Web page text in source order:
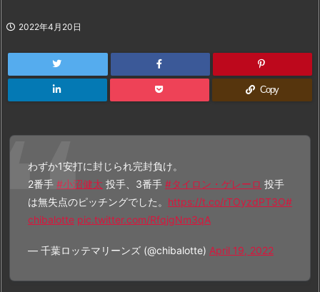
2022年4月20日
Copy
わずか1安打に封じられ完封負け。
2番手 #小沼健太 投手、3番手 #タイロン・ゲレーロ 投手
は無失点のピッチングでした。 https://t.co/rTOyzdPT3O#
chibalotte pic.twitter.com/RfqjgNm3qA
— 千葉ロッテマリーンズ (@chibalotte) April 19, 2022